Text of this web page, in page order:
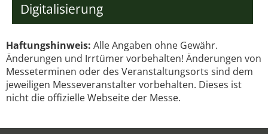
Digitalisierung
Haftungshinweis: Alle Angaben ohne Gewähr.
Änderungen und Irrtümer vorbehalten! Änderungen von
Messeterminen oder des Veranstaltungsorts sind dem
jeweiligen Messeveranstalter vorbehalten. Dieses ist
nicht die offizielle Webseite der Messe.